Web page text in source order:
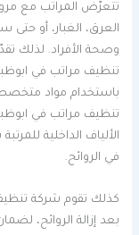
تتعرّض المراتب مع مرور
العرق، الغبار، أو حتى
وصحة الأفراد. لذلك
تنظيف مراتب في
باستخدام مواد
تنظيف مراتب في
الألياف الداخلية
في الروائح.
كذلك تقوم شركة
بعد إزالة الروائح،